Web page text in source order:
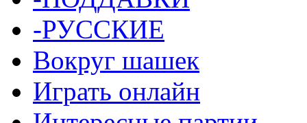
-РУССКИЕ
Вокруг шашек
Играть онлайн